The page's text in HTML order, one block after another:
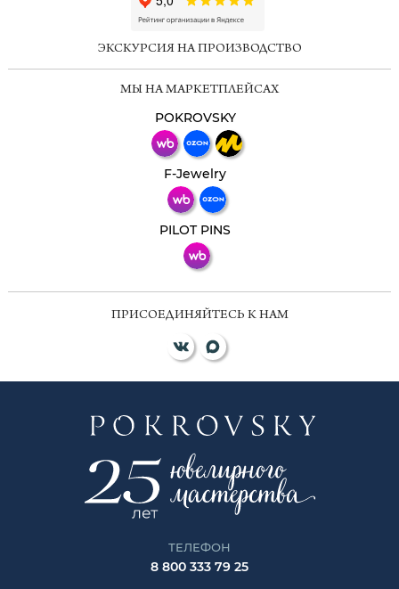
ЭКСКУРСИЯ НА ПРОИЗВОДСТВО
МЫ НА МАРКЕТПЛЕЙСАХ
POKROVSKY
F-Jewelry
PILOT PINS
ПРИСОЕДИНЯЙТЕСЬ К НАМ
ТЕЛЕФОН
8 800 333 79 25